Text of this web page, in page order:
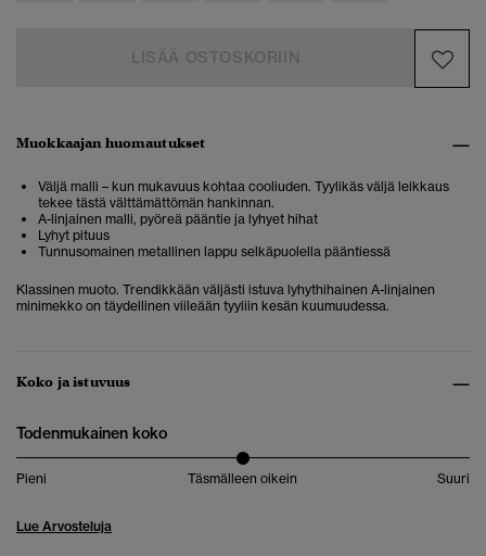
Muokkaajan huomautukset
Väljä malli – kun mukavuus kohtaa cooliuden. Tyylikäs väljä leikkaus
tekee tästä välttämättömän hankinnan.
A-linjainen malli, pyöreä pääntie ja lyhyet hihat
Lyhyt pituus
Tunnusomainen metallinen lappu selkäpuolella pääntiessä
Klassinen muoto. Trendikkään väljästi istuva lyhythihainen A-linjainen
minimekko on täydellinen viileään tyyliin kesän kuumuudessa.
Koko ja istuvuus
Todenmukainen koko
Pieni Täsmälleen oikein Suuri
Lue Arvosteluja